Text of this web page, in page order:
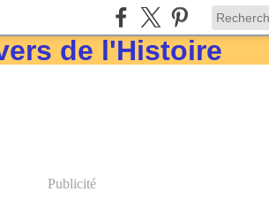
Publicité